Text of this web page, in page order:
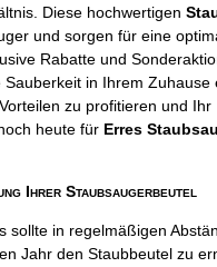
Diese hochwertigen
und sorgen für eine
Rabatte und
in Ihrem Zuhause
zu profitieren und
heute für Erres
Ihrer Staubsaugerbeutel
sollte in regelmäßigen
Jahr den Staubbeutel zu